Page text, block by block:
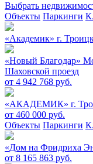
Выбрать
Объекты Паркинги
«Академик» г.
«Новый Благодар»
Шаховской проезд
от 4 942 768 руб.
«АКАДЕМИК» г.
от 460 000 руб.
Объекты Паркинги
«Дом на Фридриха
от 8 165 863 руб.